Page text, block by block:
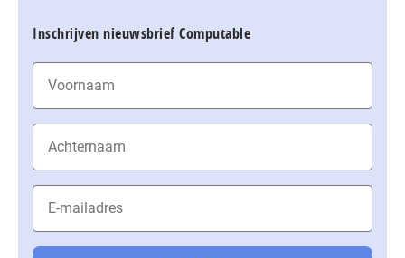
Inschrijven nieuwsbrief Computable